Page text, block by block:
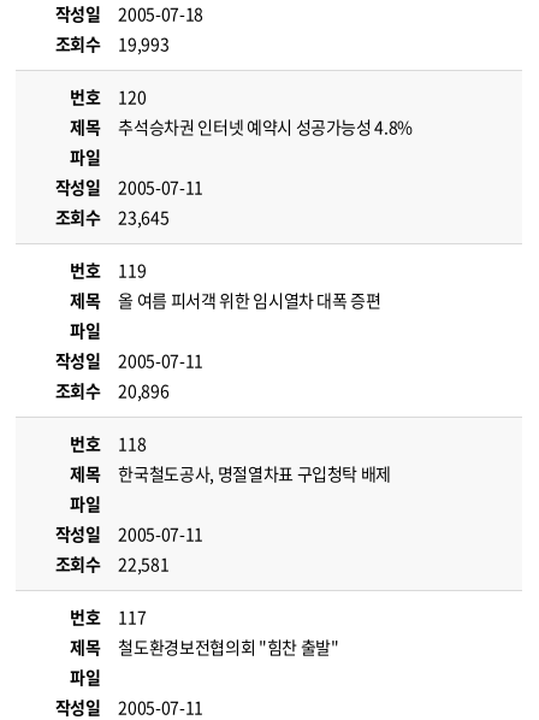
작성일
2005-07-18
조회수
19,993
번호
120
제목
추석승차권 인터넷 예약시 성공가능성 4.8%
파일
작성일
2005-07-11
조회수
23,645
번호
119
제목
올 여름 피서객 위한 임시열차 대폭 증편
파일
작성일
2005-07-11
조회수
20,896
번호
118
제목
한국철도공사, 명절열차표 구입청탁 배제
파일
작성일
2005-07-11
조회수
22,581
번호
117
제목
철도환경보전협의회 "힘찬 출발"
파일
작성일
2005-07-11